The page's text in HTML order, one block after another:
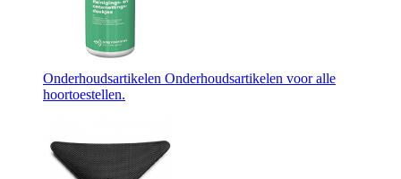
Onderhoudsartikelen Onderhoudsartikelen voor alle
hoortoestellen.